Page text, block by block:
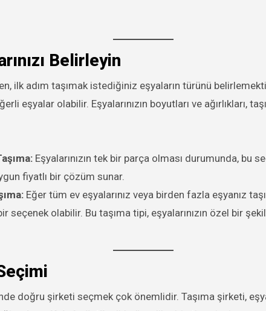
Belirleyin
ilk adım taşımak istediğiniz eşyaların türünü
eşyalar olabilir. Eşyalarınızın boyutları ve ağırlıkları,
Eşyalarınızın tek bir parça olması durumunda, bu
fiyatlı bir çözüm sunar.
Eğer tüm ev eşyalarınız veya birden fazla eşyanız
seçenek olabilir. Bu taşıma tipi, eşyalarınızın özel bir
doğru şirketi seçmek çok önemlidir. Taşıma şirketi,